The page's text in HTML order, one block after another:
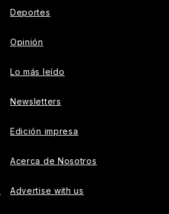
Deportes
Opinión
Lo más leído
Newsletters
Edición impresa
Acerca de Nosotros
Advertise with us